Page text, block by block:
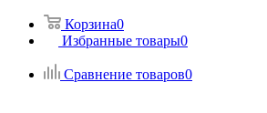
Корзина0
Избранные товары0
Сравнение товаров0